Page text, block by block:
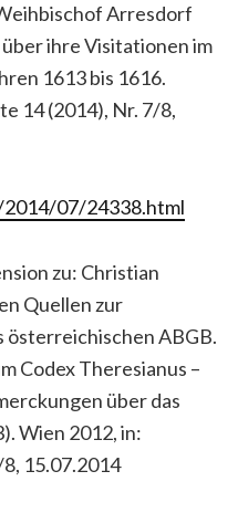
Arresdorf
ihre Visitationen im
1613 bis 1616.
14 (2014), Nr. 7/8,
07/24338.html
zu: Christian
Quellen zur
ABGB.
Codex Theresianus –
über das
Wien 2012, in:
15.07.2014